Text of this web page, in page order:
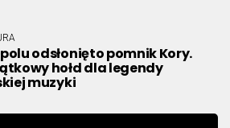
odsłonięto pomnik Kory.
hołd dla legendy
muzyki